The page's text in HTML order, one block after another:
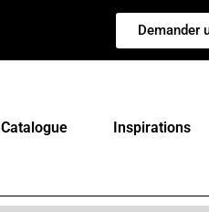
Demander
Catalogue Inspirations